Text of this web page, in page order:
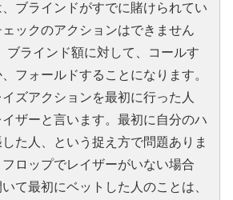
ブラインドがすでに賭けられてい
ックのアクションはできません
ブラインド額に対して、コールす
フォールドすることになります。
ズアクションを最初に行った人
ザーと言います。最初に自分のハ
た人、という捉え方で問題ありま
ロップでレイザーがいない場合
て最初にベットした人のことは、